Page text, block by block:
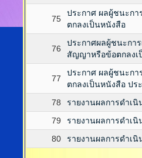
75
ประกาศ ผลผู้ชนะก
ตกลงเป็นหนังสือ
76
ประกาศผลผู้ชนะกา
สัญญาหรือข้อตกลงเ
77
ประกาศ ผลผู้ชนะก
ตกลงเป็นหนังสือ ปร
78
รายงานผลการดำเ
79
รายงานผลการดำเ
80
รายงานผลการดำเ